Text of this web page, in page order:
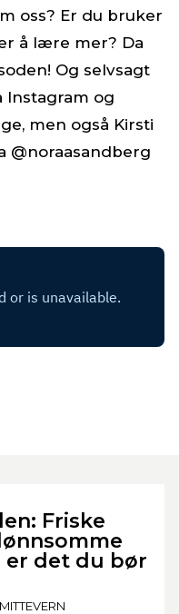
oss? Er du bruker
å lære mer? Da
Og selvsagt
Instagram og
men også Kirsti
@noraasandberg
Friske
er det du bør